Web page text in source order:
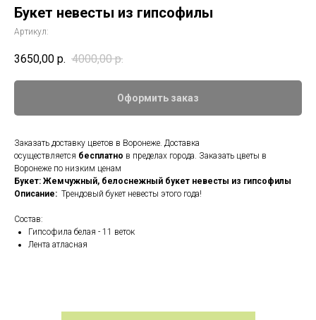
Букет невесты из гипсофилы
Артикул:
3650,00 р. 4000,00 р.
Оформить заказ
Заказать доставку цветов в Воронеже. Доставка
осуществляется бесплатно в пределах города. Заказать цветы в
Воронеже по низким ценам
Букет: Жемчужный, белоснежный букет невесты из гипсофилы
Описание: Трендовый букет невесты этого года!
Состав:
Гипсофила белая - 11 веток
Лента атласная